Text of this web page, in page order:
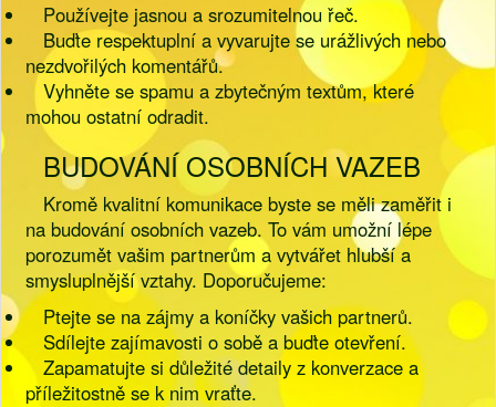
Používejte jasnou a srozumitelnou řeč.
Buďte respektuplní a vyvarujte se urážlivých nebo
nezdvořilých komentářů.
Vyhněte se spamu a zbytečným textům, které
mohou ostatní odradit.
BUDOVÁNÍ OSOBNÍCH VAZEB
Kromě kvalitní komunikace byste se měli zaměřit i
na budování osobních vazeb. To vám umožní lépe
porozumět vašim partnerům a vytvářet hlubší a
smysluplnější vztahy. Doporučujeme:
Ptejte se na zájmy a koníčky vašich partnerů.
Sdílejte zajímavosti o sobě a buďte otevření.
Zapamatujte si důležité detaily z konverzace a
příležitostně se k nim vraťte.